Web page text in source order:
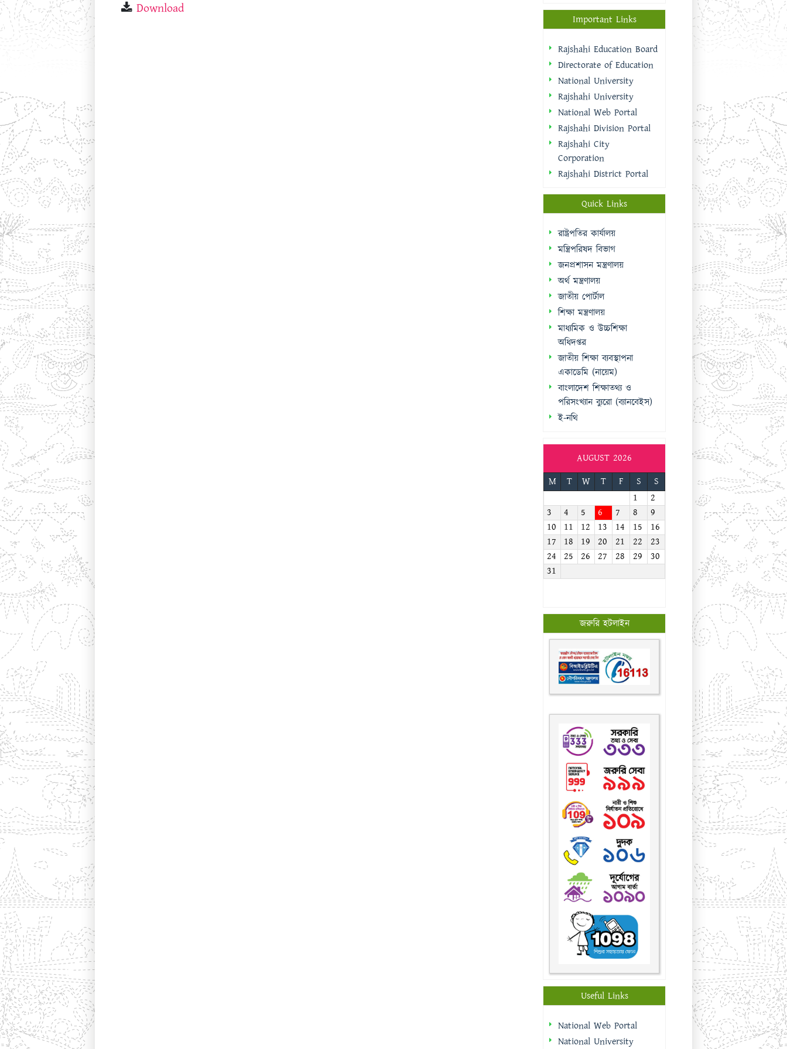
Download
Important Links
Rajshahi Education Board
Directorate of Education
National University
Rajshahi University
National Web Portal
Rajshahi Division Portal
Rajshahi City
Corporation
Rajshahi District Portal
Quick Links
রাষ্ট্রপতির কার্যালয়
মন্ত্রিপরিষদ বিভাগ
জনপ্রশাসন মন্ত্রণালয়
অর্থ মন্ত্রণালয়
জাতীয় পোর্টাল
শিক্ষা মন্ত্রণালয়
মাধ্যমিক ও উচ্চশিক্ষা
অধিদপ্তর
জাতীয় শিক্ষা ব্যবস্থাপনা
একাডেমি (নায়েম)
বাংলাদেশ শিক্ষাতথ্য ও
পরিসংখ্যান ব্যুরো (ব্যানবেইস)
ই-নথি
AUGUST 2026
M
T W T F S
S
1
2
3
4 5 6 7 8
9
10
11 12 13 14 15
16
17
18 19 20 21 22
23
24
25 26 27 28 29
30
31
জরুরি হটলাইন
Useful Links
National Web Portal
National University